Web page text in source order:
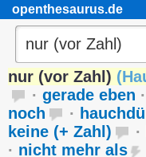
openthesaurus.de
nur (vor Zahl) (
· gerade eben ·
noch
·
keine (+ Zahl)
·
· nicht mehr als